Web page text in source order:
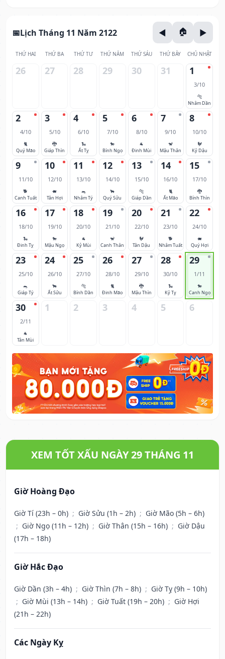
Lịch Tháng 11 Năm 2122
THỨ HAI THỨ BA THỨ TƯ THỨ NĂM THỨ SÁU THỨ BẢY CHỦ NHẬT
26 27 28 29 30 31 1
3/10
🐅
Nhâm Dần
2
4/10
🐈
Quý Mão
3
5/10
🐉
Giáp Thìn
4
6/10
🐍
Ất Tỵ
5
7/10
🐎
Bính Ngọ
6
8/10
🐐
Đinh Mùi
7
9/10
🐒
Mậu Thân
8
10/10
🐓
Kỷ Dậu
9
11/10
🐕
Canh Tuất
10
12/10
🐖
Tân Hợi
11
13/10
🐀
Nhâm Tý
12
14/10
🐂
Quý Sửu
13
15/10
🐅
Giáp Dần
14
16/10
🐈
Ất Mão
15
17/10
🐉
Bính Thìn
16
18/10
🐍
Đinh Tỵ
17
19/10
🐎
Mậu Ngọ
18
20/10
🐐
Kỷ Mùi
19
21/10
🐒
Canh Thân
20
22/10
🐓
Tân Dậu
21
23/10
🐕
Nhâm Tuất
22
24/10
🐖
Quý Hợi
23
25/10
🐀
Giáp Tý
24
26/10
🐂
Ất Sửu
25
27/10
🐅
Bính Dần
26
28/10
🐈
Đinh Mão
27
29/10
🐉
Mậu Thìn
28
30/10
🐍
Kỷ Tỵ
29
1/11
🐎
Canh Ngọ
30
2/11
🐐
Tân Mùi
1 2 3 4 5 6
XEM TỐT XẤU NGÀY 29 THÁNG 11
Giờ Hoàng Đạo
Giờ Tí (23h – 0h) ; Giờ Sửu (1h – 2h) ; Giờ Mão (5h – 6h)
; Giờ Ngọ (11h – 12h) ; Giờ Thân (15h – 16h) ; Giờ Dậu
(17h – 18h)
Giờ Hắc Đạo
Giờ Dần (3h – 4h) ; Giờ Thìn (7h – 8h) ; Giờ Tỵ (9h – 10h)
; Giờ Mùi (13h – 14h) ; Giờ Tuất (19h – 20h) ; Giờ Hợi
(21h – 22h)
Các Ngày Kỵ